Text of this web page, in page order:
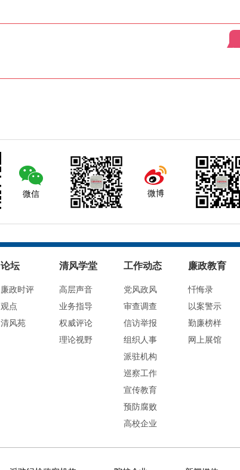
微信 微博
论坛
廉政时评
观点
清风苑
清风学堂
高层声音
业务指导
权威评论
理论视野
工作动态
党风政风
审查调查
信访举报
组织人事
派驻机构
巡察工作
宣传教育
预防腐败
高校企业
廉政教育
忏悔录
以案警示
勤廉榜样
网上展馆